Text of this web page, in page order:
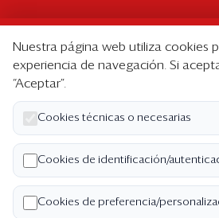
Suscripción individual
Paquetes corporativos
Edición Impresa
Nosotros
Quiénes somos
Código de ética
Nuestra página web utiliza cookies
experiencia de navegación. Si
“Aceptar”.
Cookies técnicas o necesarias
Cookies de identificación/
Cookies de preferencia/